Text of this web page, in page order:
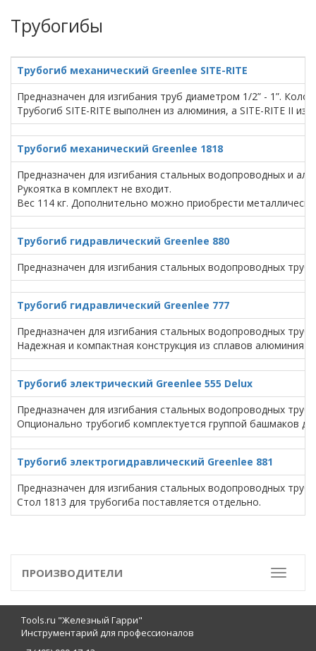
Трубогибы
Трубогиб механический Greenlee SITE-RITE
Предназначен для изгибания труб диаметром 1/2” - 1”.
Трубогиб SITE-RITE выполнен из алюминия, а SITE-RITE II
Трубогиб механический Greenlee 1818
Предназначен для изгибания стальных водопроводных и
Рукоятка в комплект не входит.
Вес 114 кг. Дополнительно можно приобрести
Трубогиб гидравлический Greenlee 880
Предназначен для изгибания стальных водопроводных
Трубогиб гидравлический Greenlee 777
Предназначен для изгибания стальных водопроводных
Надежная и компактная конструкция из сплавов алюминия
Трубогиб электрический Greenlee 555 Delux
Предназначен для изгибания стальных водопроводных
Опционально трубогиб комплектуется группой башмаков
Трубогиб электрогидравлический Greenlee 881
Предназначен для изгибания стальных водопроводных
Стол 1813 для трубогиба поставляется отдельно.
Toggle
ПРОИЗВОДИТЕЛИ
Tools.ru "Железный Гарри"
Инструментарий для профессионалов